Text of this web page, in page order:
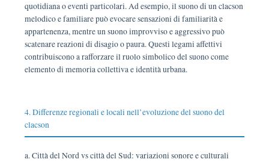
quotidiana o eventi particolari. Ad esempio, il suono di un clacson
melodico e familiare può evocare sensazioni di familiarità e
appartenenza, mentre un suono improvviso e aggressivo può
scatenare reazioni di disagio o paura. Questi legami affettivi
contribuiscono a rafforzare il ruolo simbolico del suono come
elemento di memoria collettiva e identità urbana.
4. Differenze regionali e locali nell’evoluzione del suono del
clacson
a. Città del Nord vs città del Sud: variazioni sonore e culturali